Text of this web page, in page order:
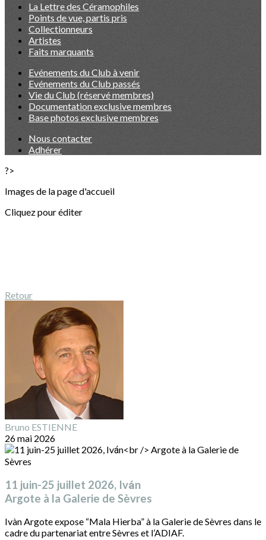
La Lettre des Céramophiles
Points de vue, partis pris
Collectionneurs
Artistes
Faits marquants
Evénements du Club à venir
Evénements du Club passés
Vie du Club (réservé membres)
Documentation exclusive membres
Base photos exclusive membres
Nous contacter
Adhérer
?>
Images de la page d'accueil
Cliquez pour éditer
Retour
Bruno ESTIENNE
26 mai 2026
11 juin-25 juillet 2026, Ivа́n
Argote à la Galerie de Sèvres
Ivàn Argote expose “Mala Hierba” à la Galerie de Sèvres dans le
cadre du partenariat entre Sèvres et l’ADIAF.